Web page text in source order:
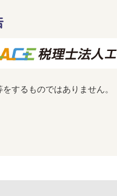
するものではありません。